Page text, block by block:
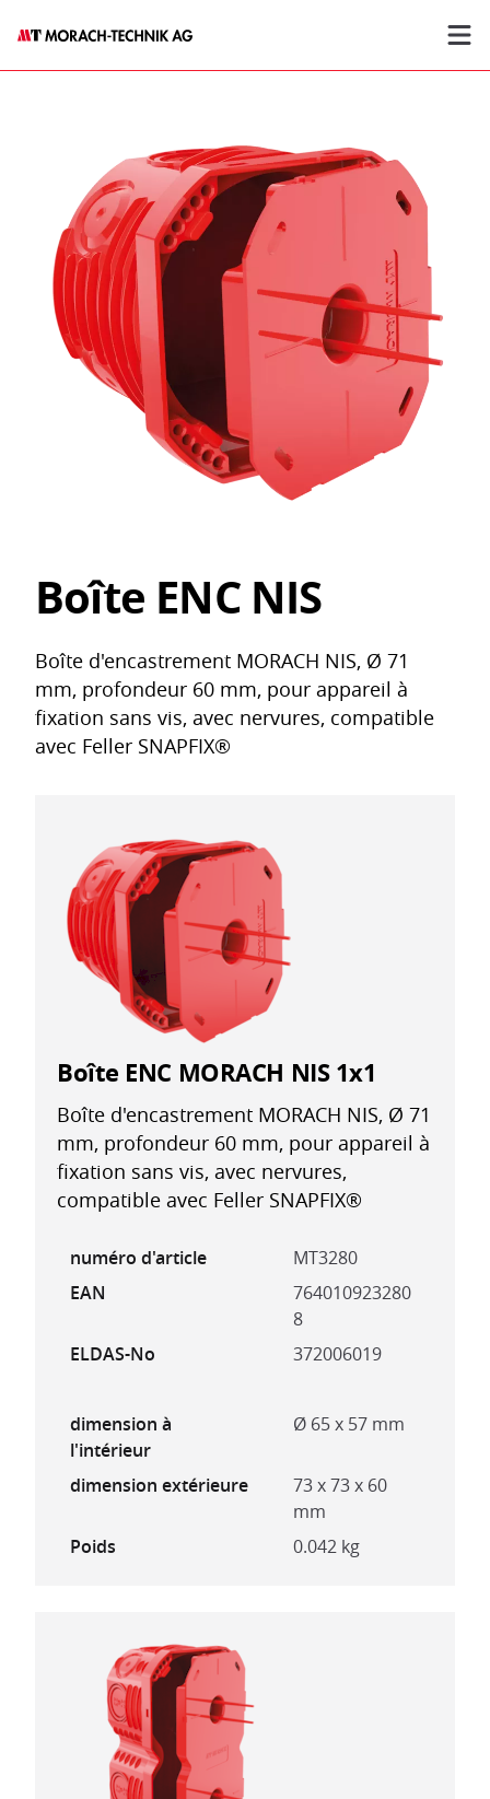
Boîte ENC NIS
Boîte d'encastrement MORACH NIS, Ø 71
mm, profondeur 60 mm, pour appareil à
fixation sans vis, avec nervures, compatible
avec Feller SNAPFIX®
Boîte ENC MORACH NIS 1x1
Boîte d'encastrement MORACH NIS, Ø 71
mm, profondeur 60 mm, pour appareil à
fixation sans vis, avec nervures,
compatible avec Feller SNAPFIX®
numéro d'article
MT3280
EAN
764010923280
8
ELDAS-No
372006019
dimension à
l'intérieur
Ø 65 x 57 mm
dimension extérieure
73 x 73 x 60
mm
Poids
0.042 kg